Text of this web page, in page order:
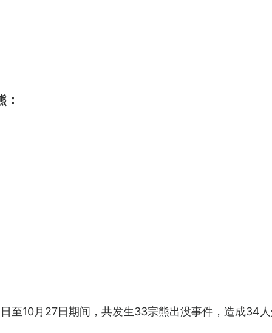
至10月27日期间，共发生33宗熊出没事件，造成34